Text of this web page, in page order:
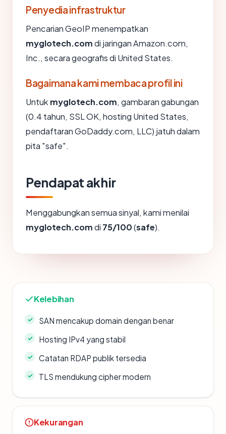
Penyedia infrastruktur
Pencarian GeoIP menempatkan
myglotech.comdi jaringan Amazon.com,
Inc., secara geografis di United States.
Bagaimana kami membaca profil ini
Untuk myglotech.com, gambaran gabungan
(0.4 tahun, SSL OK, hosting United States,
pendaftaran GoDaddy.com, LLC) jatuh dalam
pita "safe".
Pendapat akhir
Menggabungkan semua sinyal, kami menilai
myglotech.comdi 75/100(safe).
Kelebihan
SAN mencakup domain dengan benar
Hosting IPv4 yang stabil
Catatan RDAP publik tersedia
TLS mendukung cipher modern
Kekurangan